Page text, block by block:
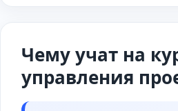
Чему учат на
управления